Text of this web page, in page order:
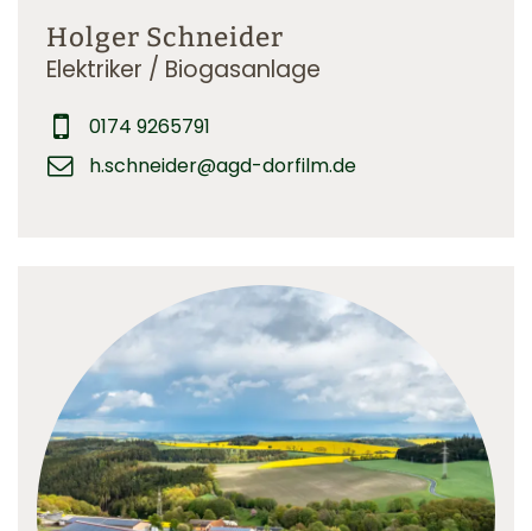
Holger Schneider
Elektriker / Biogasanlage
0174 9265791
h.schneider@agd-dorfilm.de